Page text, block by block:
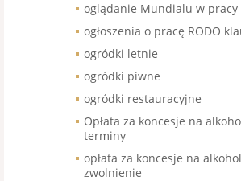
oglądanie Mundialu w pracy
ogłoszenia o pracę RODO
ogródki letnie
ogródki piwne
ogródki restauracyjne
Opłata za koncesje na
terminy
opłata za koncesje na
zwolnienie